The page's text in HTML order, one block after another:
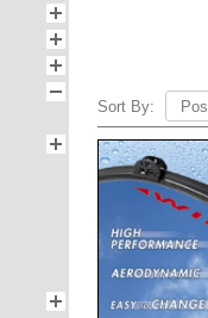
Sort By: